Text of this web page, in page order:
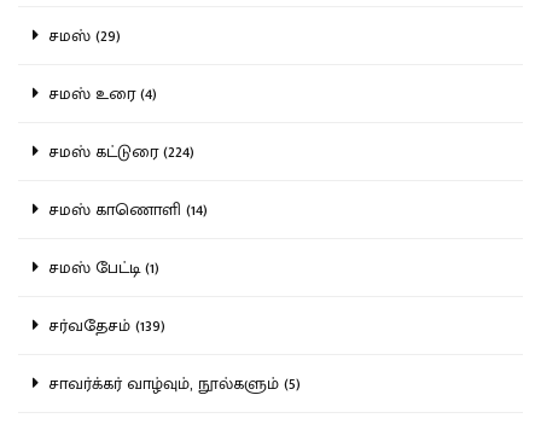
சமஸ் (29)
சமஸ் உரை (4)
சமஸ் கட்டுரை (224)
சமஸ் காணொளி (14)
சமஸ் பேட்டி (1)
சர்வதேசம் (139)
சாவர்க்கர் வாழ்வும், நூல்களும் (5)